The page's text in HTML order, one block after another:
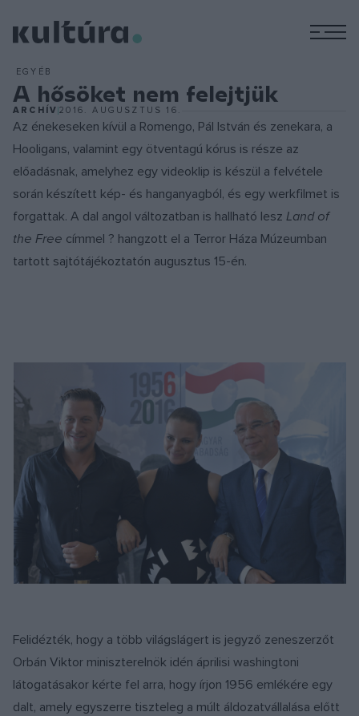
EGYÉB
A hősöket nem felejtjük
ARCHÍV2016. AUGUSZTUS 16.
Az énekeseken kívül a Romengo, Pál István és zenekara, a
Hooligans, valamint egy ötventagú kórus is része az
előadásnak, amelyhez egy videoklip is készül a felvétele
során készített kép- és hanganyagból, és egy werkfilmet is
forgattak. A dal angol változatban is hallható lesz Land of
the Free címmel ? hangzott el a Terror Háza Múzeumban
tartott sajtótájékoztatón augusztus 15-én.
Felidézték, hogy a több világslágert is jegyző zeneszerzőt
Orbán Viktor miniszterelnök idén áprilisi washingtoni
látogatásakor kérte fel arra, hogy írjon 1956 emlékére egy
dalt, amely egyszerre tiszteleg a múlt áldozatvállalása előtt